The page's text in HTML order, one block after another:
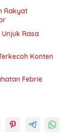
Rakyat
Rasa
Konten
Febrie